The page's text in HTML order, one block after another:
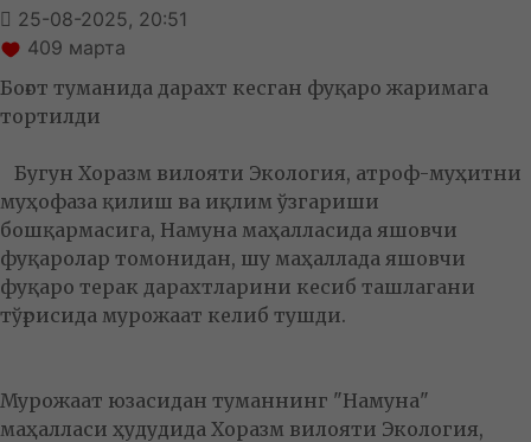
25-08-2025, 20:51
409 марта
Боғот туманида дарахт кесган фуқаро жаримага
тортилди
Бугун Хоразм вилояти Экология, атроф-муҳитни
муҳофаза қилиш ва иқлим ўзгариши
бошқармасига, Намуна маҳалласида яшовчи
фуқаролар томонидан, шу маҳаллада яшовчи
фуқаро терак дарахтларини кесиб ташлагани
тўғрисида мурожаат келиб тушди.
Мурожаат юзасидан туманнинг "Намуна"
маҳалласи ҳудудида Хоразм вилояти Экология,